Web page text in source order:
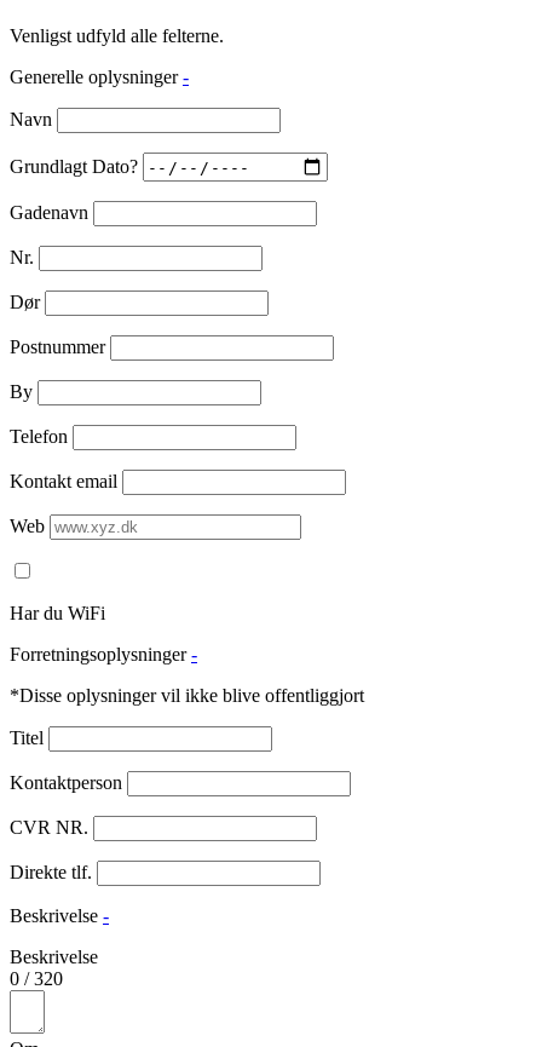
Venligst udfyld alle felterne.
Generelle oplysninger -
Navn
Grundlagt Dato?
Gadenavn
Nr.
Dør
Postnummer
By
Telefon
Kontakt email
Web
Har du WiFi
Forretningsoplysninger -
*Disse oplysninger vil ikke blive offentliggjort
Titel
Kontaktperson
CVR NR.
Direkte tlf.
Beskrivelse -
Beskrivelse
0 /320